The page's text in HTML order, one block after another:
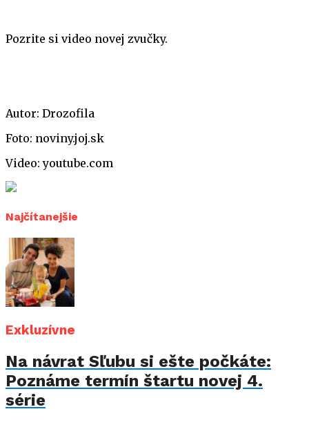
Pozrite si video novej zvučky.
Autor: Drozofila
Foto: noviny.joj.sk
Video: youtube.com
Najčítanejšie
Exkluzívne
Na návrat Sľubu si ešte počkáte:
Poznáme termín štartu novej 4.
série